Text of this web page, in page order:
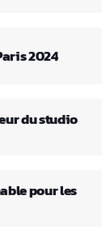
2024
du studio
pour les